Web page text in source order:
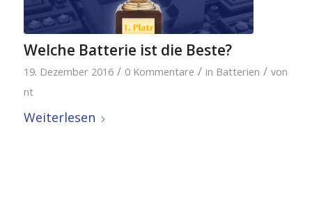
Welche Batterie ist die Beste?
19. Dezember 2016 / 0 Kommentare / in Batterien / von
nt
Weiterlesen